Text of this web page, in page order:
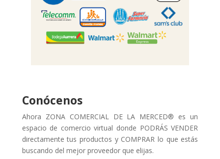
Conócenos
Ahora ZONA COMERCIAL DE LA MERCED® es un
espacio de comercio virtual donde PODRÁS VENDER
directamente tus productos y COMPRAR lo que estás
buscando del mejor proveedor que elijas.